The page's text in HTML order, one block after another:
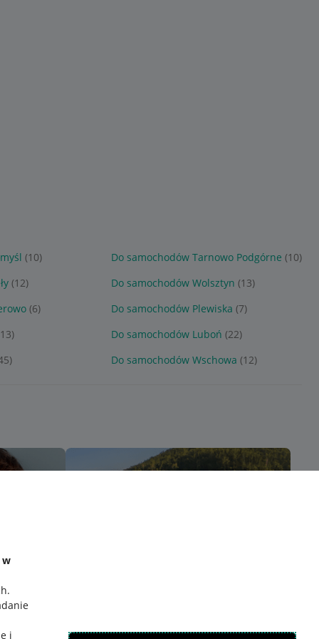
w
.
i
(10) Do samochodów Tarnowo Podgórne (10)
(12) Do samochodów Wolsztyn (13)
(6) Do samochodów Plewiska (7)
Do samochodów Luboń (22)
Do samochodów Wschowa (12)